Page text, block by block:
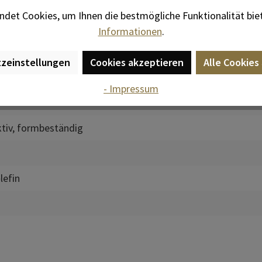
mit gesticktem OLYMP-Signet , verstellbare
zur Weitenregulierung, zwei Knopflöcher für
, formbeständig
Cookies, um Ihnen die bestmögliche Funktionalität
Informationen.
Cookies akzeptieren
Alle
- Impressum